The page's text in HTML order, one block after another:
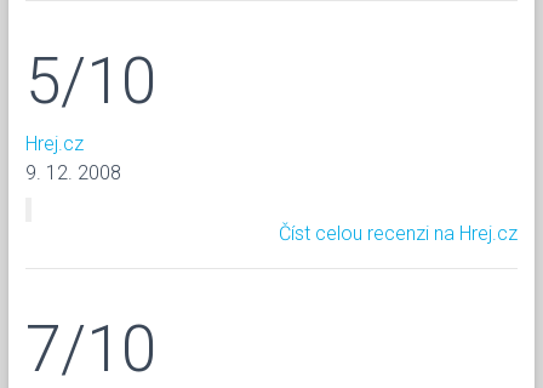
5/10
Hrej.cz
9. 12. 2008
Číst celou recenzi na Hrej.cz
7/10